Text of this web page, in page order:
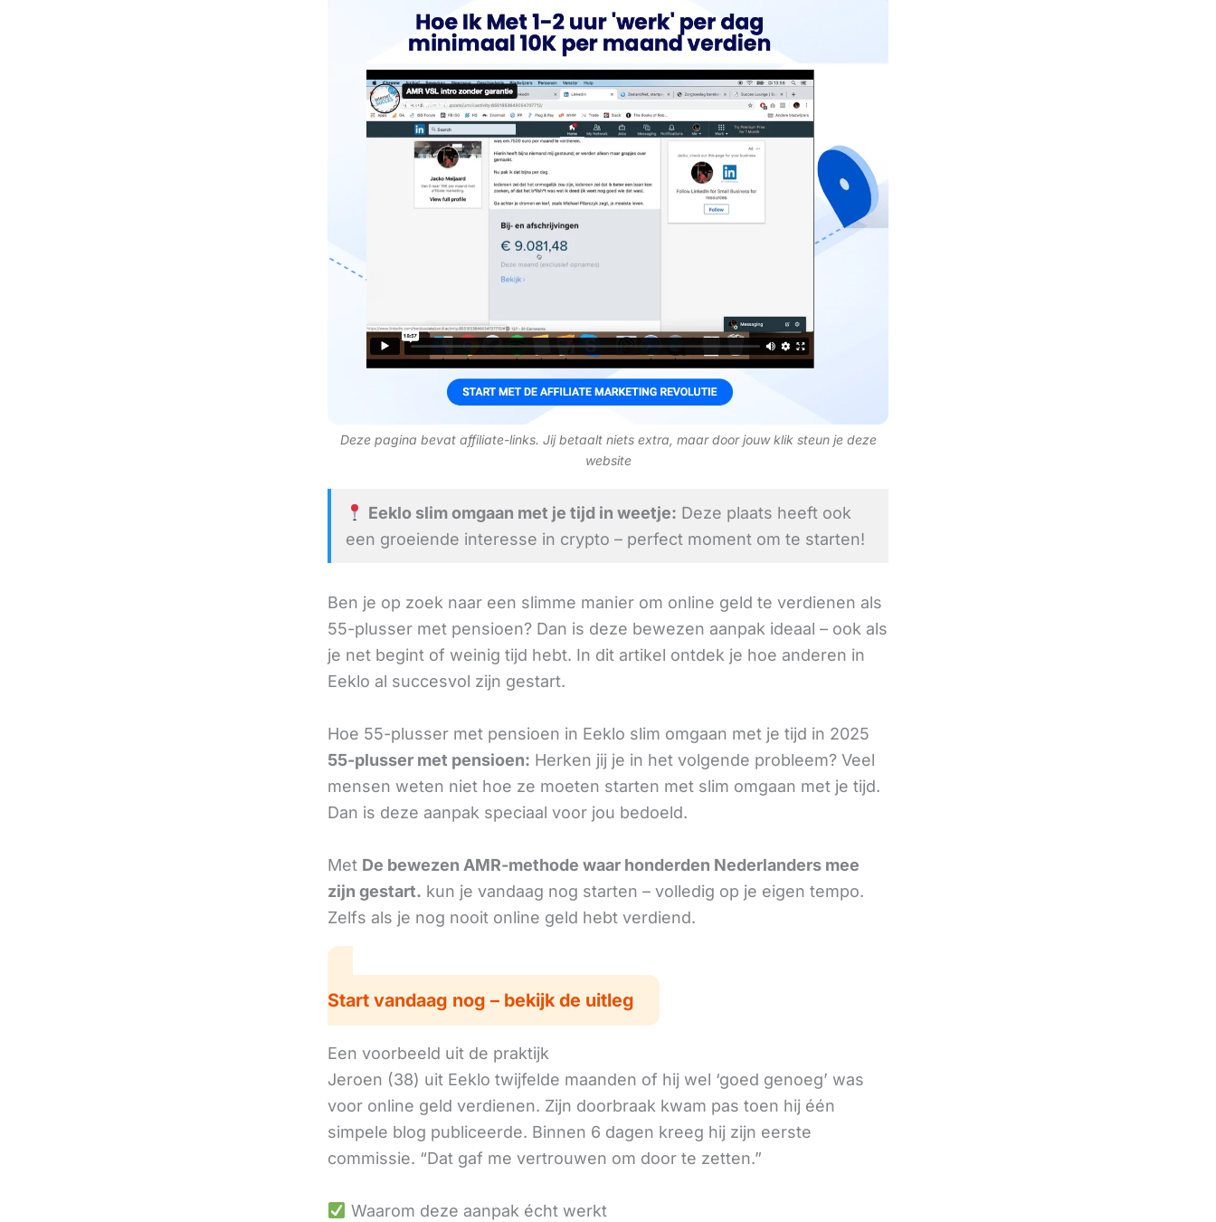
Deze pagina bevat affiliate-links. Jij betaalt niets extra, maar door jouw klik steun je deze
website
Eeklo slim omgaan met je tijd in weetje: Deze plaats heeft ook
een groeiende interesse in crypto – perfect moment om te starten!
Ben je op zoek naar een slimme manier om online geld te verdienen als
55-plusser met pensioen? Dan is deze bewezen aanpak ideaal – ook als
je net begint of weinig tijd hebt. In dit artikel ontdek je hoe anderen in
Eeklo al succesvol zijn gestart.
Hoe 55-plusser met pensioen in Eeklo slim omgaan met je tijd in 2025
55-plusser met pensioen: Herken jij je in het volgende probleem? Veel
mensen weten niet hoe ze moeten starten met slim omgaan met je tijd.
Dan is deze aanpak speciaal voor jou bedoeld.
Met De bewezen AMR-methode waar honderden Nederlanders mee
zijn gestart. kun je vandaag nog starten – volledig op je eigen tempo.
Zelfs als je nog nooit online geld hebt verdiend.
Start vandaag nog – bekijk de uitleg
Een voorbeeld uit de praktijk
Jeroen (38) uit Eeklo twijfelde maanden of hij wel ‘goed genoeg’ was
voor online geld verdienen. Zijn doorbraak kwam pas toen hij één
simpele blog publiceerde. Binnen 6 dagen kreeg hij zijn eerste
commissie. “Dat gaf me vertrouwen om door te zetten.”
Waarom deze aanpak écht werkt